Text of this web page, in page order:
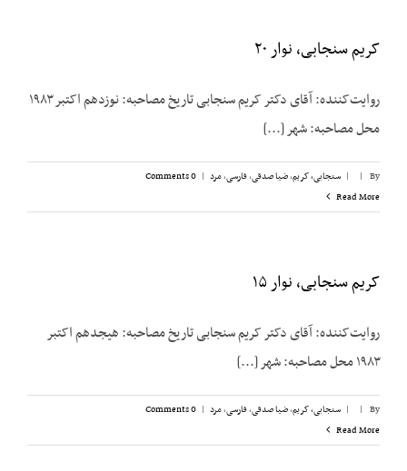
کریم سنجابی، نوار ۲۰
روایت‌‌کننده: آقای دکتر کریم سنجابی تاریخ مصاحبه: نوزدهم اکتبر ۱۹۸۳
محل مصاحبه: شهر [...]
By
|
| سنجابی، کریم,ضیا صدقی,فارسی,مرد |
0 Comments
Read More
کریم سنجابی، نوار ۱۵
روایت‌‌کننده: آقای دکتر کریم سنجابی تاریخ مصاحبه: هیجدهم اکتبر
۱۹۸۳ محل مصاحبه: شهر [...]
By
|
| سنجابی، کریم,ضیا صدقی,فارسی,مرد |
0 Comments
Read More